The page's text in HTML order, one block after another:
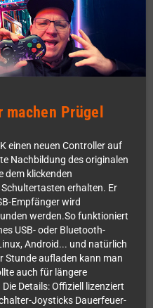
Prügel
einen neuen Controller auf
Nachbildung des originalen
dem klickenden
erhalten. Er
Empfänger wird
werden.So funktioniert
USB- oder Bluetooth-
Android... und natürlich
Stunde aufladen kann man
auch für längere
Details: Offiziell lizenziert
Joysticks Dauerfeuer-